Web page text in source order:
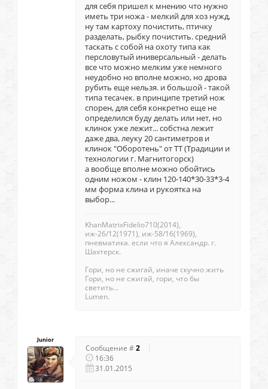
для себя пришел к мнению что нужно
иметь три ножа - мелкий для хоз нужд,
ну там картоху почистить, птичку
разделать, рыбку почистить. средний
таскать с собой на охоту типа как
персловутый иниверсальный - делать
все что можно мелким уже немного
неудобно но вполне можно, но дрова
рубить еще нельзя. и большой - такой
типа тесачек. в принципе третий нож
спорен, для себя конкретно еще не
определился буду делать или нет, но
клинок уже лежит... собстна лежит
даже два, леуку 20 сантиметров и
клинок "Оборотень" от ТТ (Традиции и
технологии г. Магнитогорск)
а вообще вполне можно обойтись
одним ножом - клин 120-140*30-33*3-4
мм форма клина и рукоятка на
выбор...
KhanMatrixFidelio710(2014),
иж-26/12(1971), иж-58/16(1969),
пневматика. если что я Александр. г.
Шахтерск.
Гори, но не сжигай, иначе скучно жить
Гори, но не сжигай, гори, что бы
светить...
Lumen.
Junior
Сообщение #2
16:36
31.01.2015